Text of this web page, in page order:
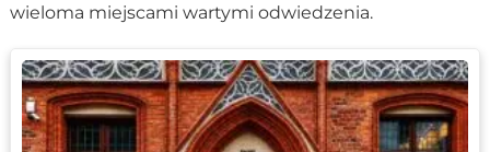
wieloma miejscami wartymi odwiedzenia.